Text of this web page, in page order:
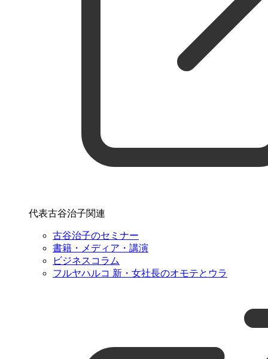
代表古谷治子関連
古谷治子のセミナー
書籍・メディア・講演
ビジネスコラム
フルヤハルコ 新・女社長のオモテとウラ